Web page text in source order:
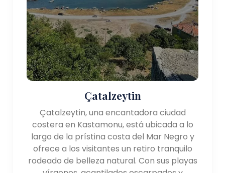
Çatalzeytin
Çatalzeytin, una encantadora ciudad
costera en Kastamonu, está ubicada a lo
largo de la prístina costa del Mar Negro y
ofrece a los visitantes un retiro tranquilo
rodeado de belleza natural. Con sus playas